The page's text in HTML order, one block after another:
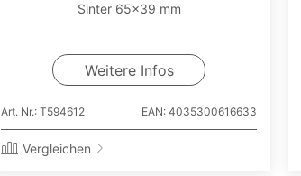
Sinter 65x39 mm
Weitere Infos
Art. Nr.: T594612 EAN: 4035300616633
Vergleichen